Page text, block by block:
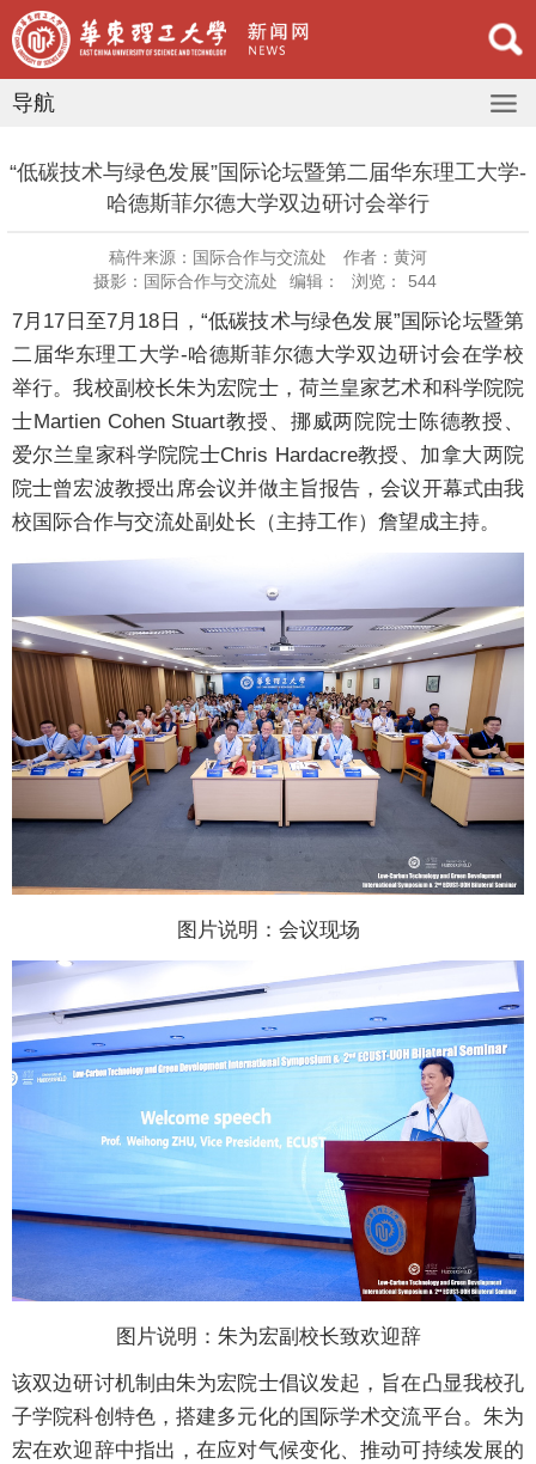
导航
“低碳技术与绿色发展”国际论坛暨第二届华东理工大学-
哈德斯菲尔德大学双边研讨会举行
稿件来源：国际合作与交流处
作者：黄河
摄影：国际合作与交流处
编辑： 浏览： 544
7月17日至7月18日，“低碳技术与绿色发展”国际论坛暨第
二届华东理工大学-哈德斯菲尔德大学双边研讨会在学校
举行。我校副校长朱为宏院士，荷兰皇家艺术和科学院院
士Martien Cohen Stuart教授、挪威两院院士陈德教授、
爱尔兰皇家科学院院士Chris Hardacre教授、加拿大两院
院士曾宏波教授出席会议并做主旨报告，会议开幕式由我
校国际合作与交流处副处长（主持工作）詹望成主持。
图片说明：会议现场
图片说明：朱为宏副校长致欢迎辞
该双边研讨机制由朱为宏院士倡议发起，旨在凸显我校孔
子学院科创特色，搭建多元化的国际学术交流平台。朱为
宏在欢迎辞中指出，在应对气候变化、推动可持续发展的